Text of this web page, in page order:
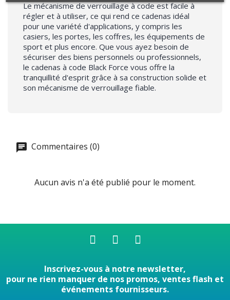
Le mécanisme de verrouillage à code est facile à
régler et à utiliser, ce qui rend ce cadenas idéal
pour une variété d'applications, y compris les
casiers, les portes, les coffres, les équipements de
sport et plus encore. Que vous ayez besoin de
sécuriser des biens personnels ou professionnels,
le cadenas à code Black Force vous offre la
tranquillité d'esprit grâce à sa construction solide et
son mécanisme de verrouillage fiable.
Commentaires (0)
Aucun avis n'a été publié pour le moment.
Inscrivez-vous à notre newsletter,
pour ne rien manquer de nos promos, ventes flash et
événements fournisseurs.